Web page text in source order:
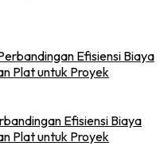
Efisiensi Biaya
Plat untuk Proyek